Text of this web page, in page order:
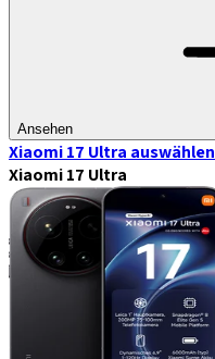
Ansehen
Xiaomi 17 Ultra auswählen
Xiaomi 17 Ultra